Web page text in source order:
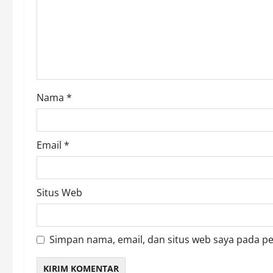
o
n
Nama *
Email *
Situs Web
Simpan nama, email, dan situs web saya pada